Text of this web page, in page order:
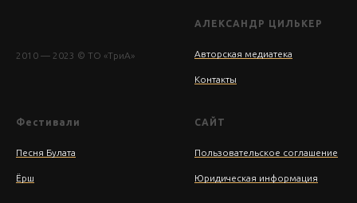
2010 — 2023 © TO «ТриА»
АЛЕКСАНДР ЦИЛЬКЕР
Авторская медиатека
Контакты
Фестивали
Песня Булата
Ёрш
САЙТ
Пользовательское соглашение
Юридическая информация